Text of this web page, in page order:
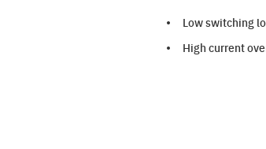
Low switching
High current